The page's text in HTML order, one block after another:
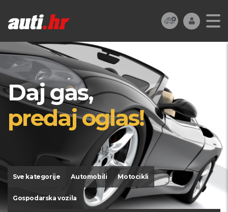
Daj gas,
predaj oglas!
Sve kategorije Automobili Motocikli
Gospodarska vozila